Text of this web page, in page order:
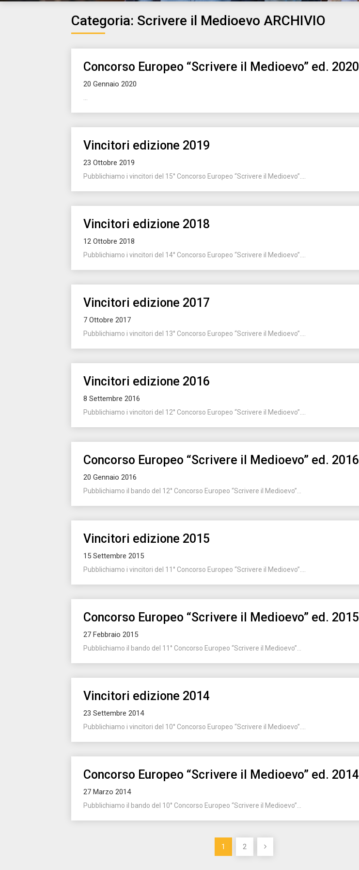
Categoria: Scrivere il Medioevo ARCHIVIO
Concorso Europeo “Scrivere il Medioevo” ed. 2020
20 Gennaio 2020
Vincitori edizione 2019
23 Ottobre 2019
Pubblichiamo i vincitori del 15° Concorso Europeo “Scrivere il Medioevo”....
Vincitori edizione 2018
12 Ottobre 2018
Pubblichiamo i vincitori del 14° Concorso Europeo “Scrivere il Medioevo”....
Vincitori edizione 2017
7 Ottobre 2017
Pubblichiamo i vincitori del 13° Concorso Europeo “Scrivere il Medioevo”....
Vincitori edizione 2016
8 Settembre 2016
Pubblichiamo i vincitori del 12° Concorso Europeo “Scrivere il Medioevo”....
Concorso Europeo “Scrivere il Medioevo” ed. 2016
20 Gennaio 2016
Pubblichiamo il bando del 12° Concorso Europeo “Scrivere il Medioevo”...
Vincitori edizione 2015
15 Settembre 2015
Pubblichiamo i vincitori del 11° Concorso Europeo “Scrivere il Medioevo”....
Concorso Europeo “Scrivere il Medioevo” ed. 2015
27 Febbraio 2015
Pubblichiamo il bando del 11° Concorso Europeo “Scrivere il Medioevo”...
Vincitori edizione 2014
23 Settembre 2014
Pubblichiamo i vincitori del 10° Concorso Europeo “Scrivere il Medioevo”....
Concorso Europeo “Scrivere il Medioevo” ed. 2014
27 Marzo 2014
Pubblichiamo il bando del 10° Concorso Europeo “Scrivere il Medioevo”...
1 2